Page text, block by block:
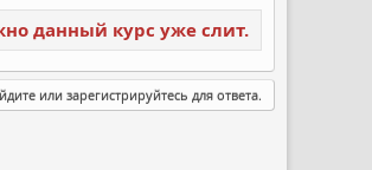
данный курс уже слит.
или зарегистрируйтесь для ответа.